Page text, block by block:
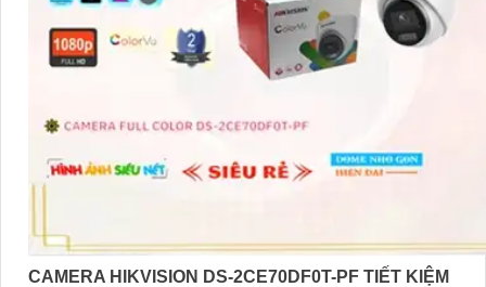
CAMERA HIKVISION DS-2CE70DF0T-PF TIẾT KIỆM